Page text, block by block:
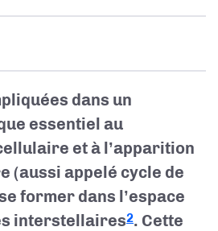
dans un
essentiel au
et à l’apparition
(aussi appelé cycle de
former dans l’espace
interstellaires2. Cette